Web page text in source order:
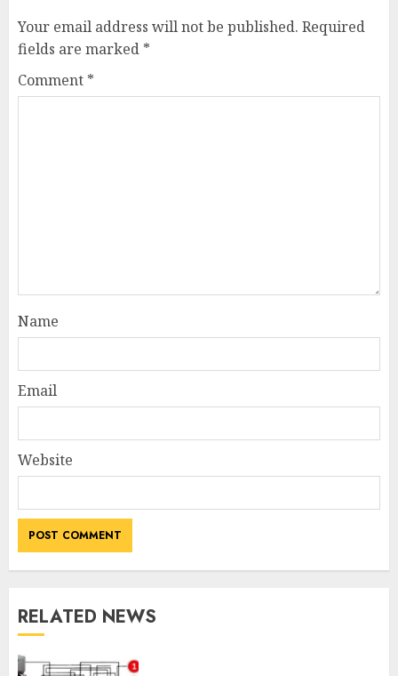
Your email address will not be published. Required
fields are marked *
Comment *
Name
Email
Website
RELATED NEWS